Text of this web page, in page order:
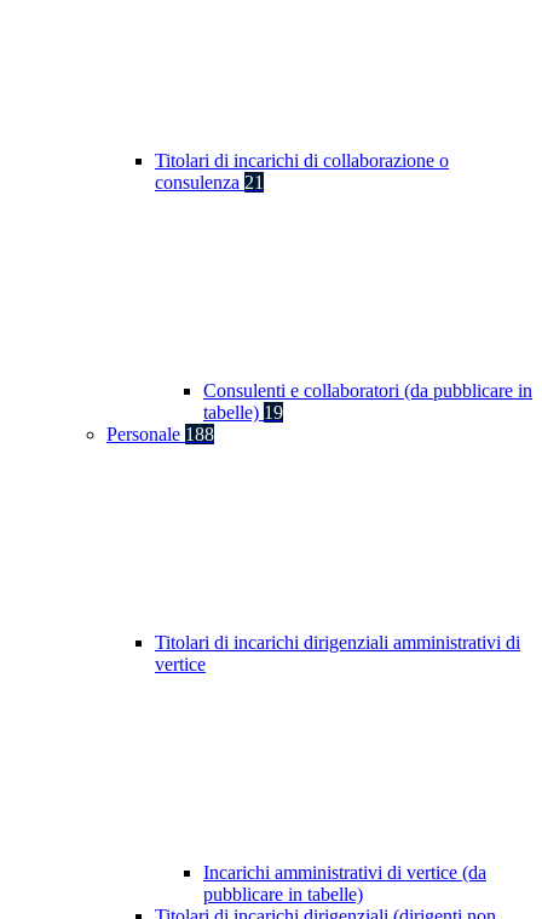
Titolari di incarichi di collaborazione o
consulenza 21
Consulenti e collaboratori (da pubblicare in
tabelle) 19
Personale 188
Titolari di incarichi dirigenziali amministrativi di
vertice
Incarichi amministrativi di vertice (da
pubblicare in tabelle)